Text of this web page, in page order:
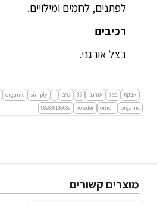
לפתנים, לחמים ומילויים.
רכיבים
בצל אורגני.
אבקת בצל אורגני 85 גרם -
simply
organic
organic
onion
powder
089836186089
מוצרים קשורים